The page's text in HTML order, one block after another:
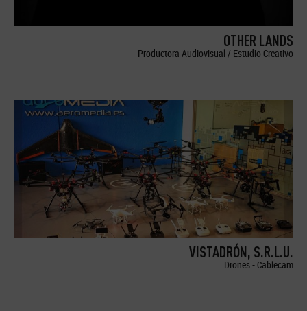
OTHER LANDS
Productora Audiovisual / Estudio Creativo
VISTADRÓN, S.R.L.U.
Drones - Cablecam